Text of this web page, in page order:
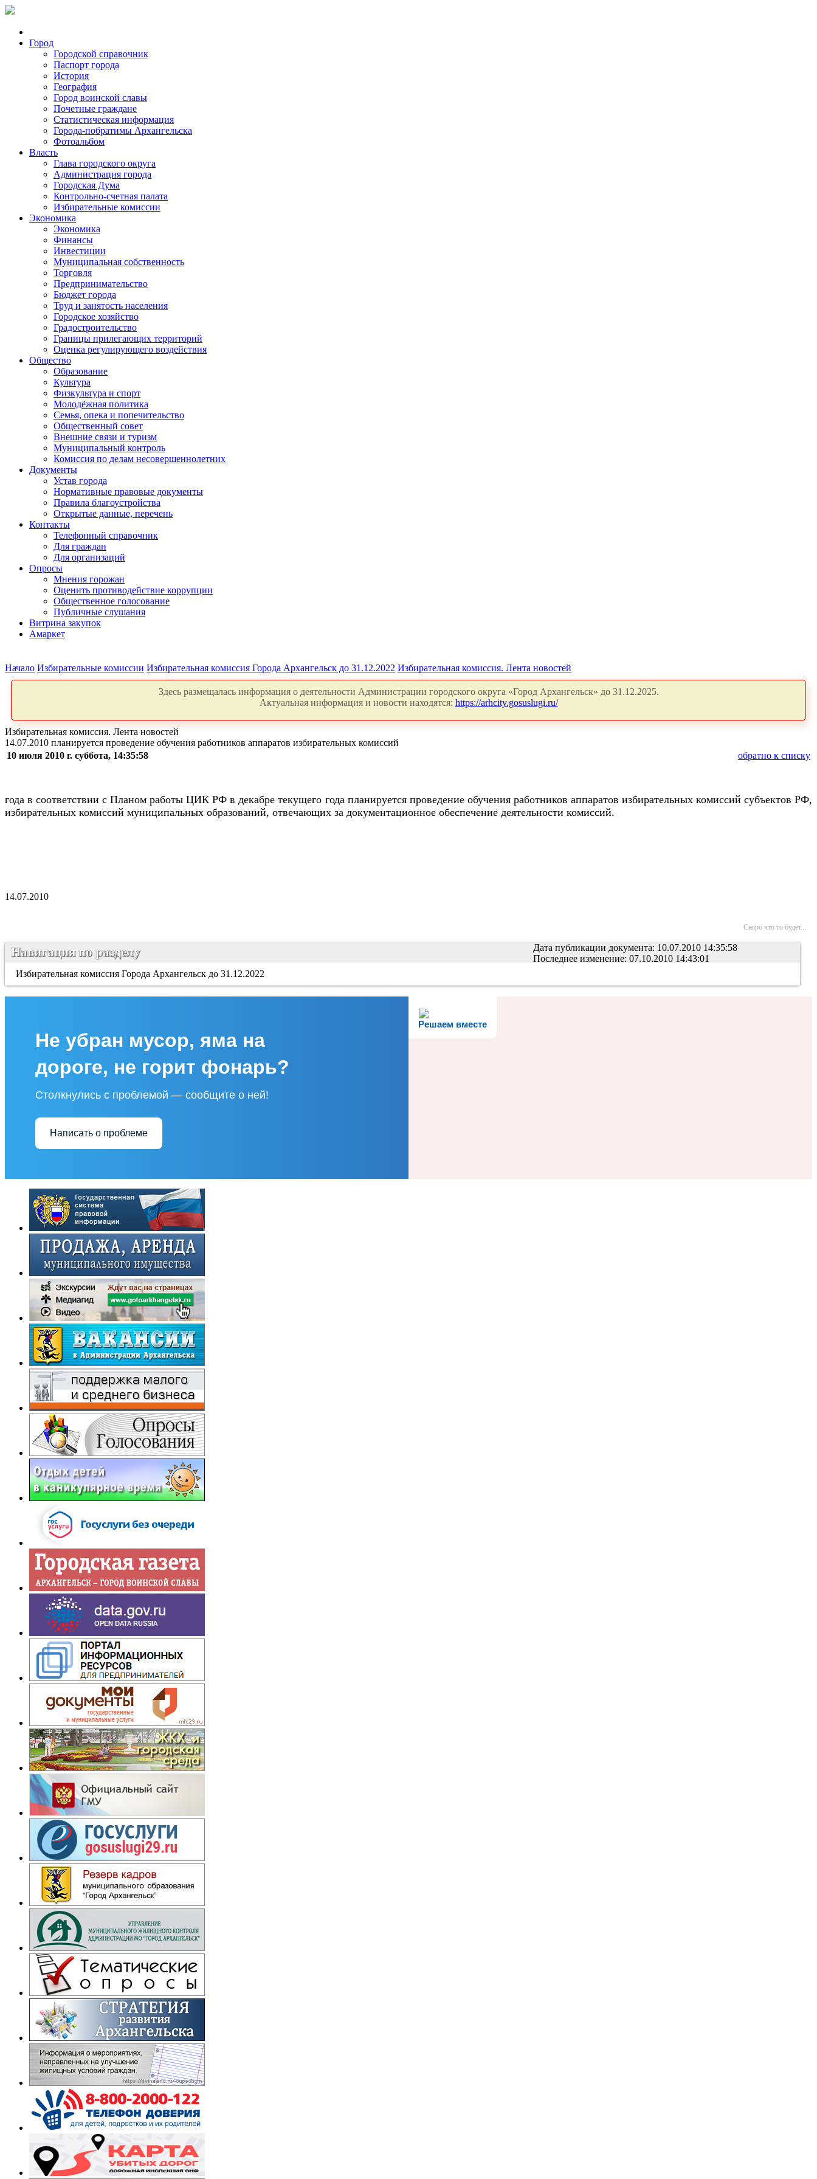
Город
Городской справочник
Паспорт города
История
География
Город воинской славы
Почетные граждане
Статистическая информация
Города-побратимы Архангельска
Фотоальбом
Власть
Глава городского округа
Администрация города
Городская Дума
Контрольно-счетная палата
Избирательные комиссии
Экономика
Экономика
Финансы
Инвестиции
Муниципальная собственность
Торговля
Предпринимательство
Бюджет города
Труд и занятость населения
Городское хозяйство
Градостроительство
Границы прилегающих территорий
Оценка регулирующего воздействия
Общество
Образование
Культура
Физкультура и спорт
Молодёжная политика
Семья, опека и попечительство
Общественный совет
Внешние связи и туризм
Муниципальный контроль
Комиссия по делам несовершеннолетних
Документы
Устав города
Нормативные правовые документы
Правила благоустройства
Открытые данные, перечень
Контакты
Телефонный справочник
Для граждан
Для организаций
Опросы
Мнения горожан
Оценить противодействие коррупции
Общественное голосование
Публичные слушания
Витрина закупок
Амаркет
Начало Избирательные комиссии Избирательная комиссия Города Архангельск до 31.12.2022 Избирательная комиссия. Лента новостей
Здесь размещалась информация о деятельности Администрации городского округа «Город Архангельск» до 31.12.2025.
Актуальная информация и новости находятся: https://arhcity.gosuslugi.ru/
Избирательная комиссия. Лента новостей
14.07.2010 планируется проведение обучения работников аппаратов избирательных комиссий
10 июля 2010 г. суббота, 14:35:58
обратно к списку
года в соответствии с Планом работы ЦИК РФ в декабре текущего года планируется проведение обучения работников аппаратов избирательных комиссий субъектов РФ,
избирательных комиссий муниципальных образований, отвечающих за документационное обеспечение деятельности комиссий.
14.07.2010
Скоро что то будет...
Дата публикации документа: 10.07.2010 14:35:58
Последнее изменение: 07.10.2010 14:43:01
Навигация по разделу
Избирательная комиссия Города Архангельск до 31.12.2022
Решаем вместе
Не убран мусор, яма на
дороге, не горит фонарь?
Столкнулись с проблемой — сообщите о ней!
Написать о проблеме